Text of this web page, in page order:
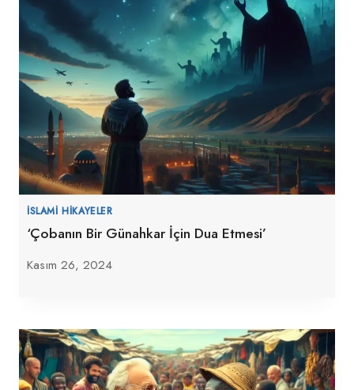
İSLAMI HIKAYELER
‘Çobanın Bir Günahkar İçin Dua Etmesi’
Kasım 26, 2024